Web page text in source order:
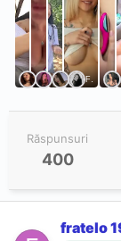
Răspunsuri
400
fratelo